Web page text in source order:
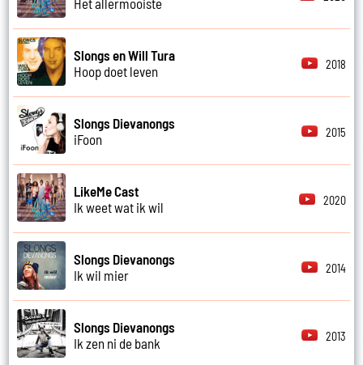
Slongs en Will Tura
Hoop doet leven
2018
Slongs Dievanongs
iFoon
2015
LikeMe Cast
Ik weet wat ik wil
2020
Slongs Dievanongs
Ik wil mier
2014
Slongs Dievanongs
Ik zen ni de bank
2013